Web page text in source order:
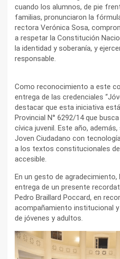
cuando los alumnos, de pie
familias, pronunciaron la
rectora Verónica Sosa,
a respetar la Constitución
la identidad y soberanía, y
responsable.
Como reconocimiento a este
entrega de las credenciales
destacar que esta iniciativa
Provincial N° 6292/14 que
cívica juvenil. Este año,
Joven Ciudadano con
a los textos constitucionales
accesible.
En un gesto de
entrega de un presente
Pedro Braillard Poccard, en
acompañamiento institucional
de jóvenes y adultos.